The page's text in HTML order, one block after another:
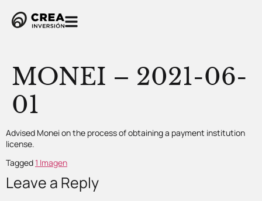
MONEI – 2021-06-
01
Advised Monei on the process of obtaining a payment institution
license.
Tagged1 Imagen
Leave a Reply